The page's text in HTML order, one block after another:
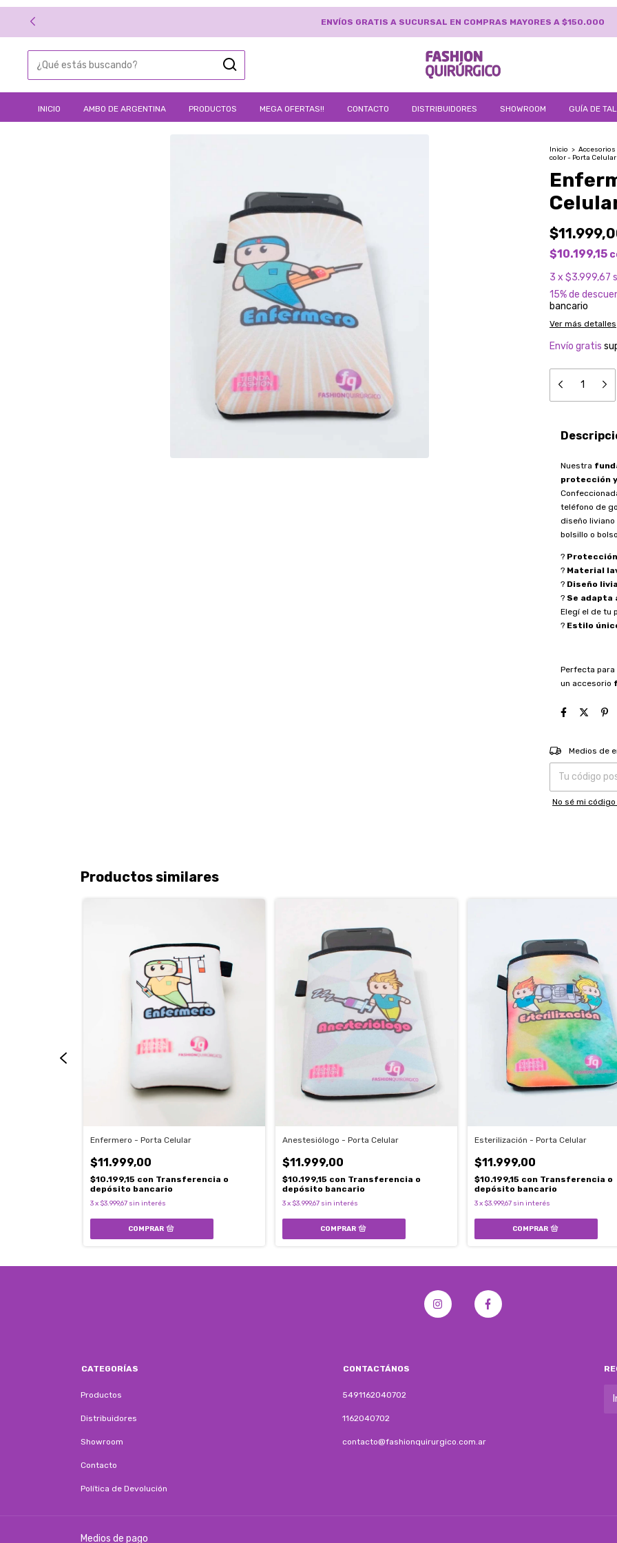
TRANSFERENCIA BANCARIA Y EFECTIVO 15% DE
INICIO AMBO DE ARGENTINA PRODUCTOS MEGA OFERTAS!! CONTACTO DISTRIBUIDORES SHOWROOM GUÍA DE
Inicio > Accesorios
color - Porta Celular
$10.199,15
3 x $3.999,67
15% de
bancario
Ver más detalles
Envío gratis
Nuestra
protección
teléfono de
diseño
bolsillo o
?
? Material
? Diseño
? Se adapta
Elegí el de tu
? Estilo
Perfecta
un accesorio
Entregas para el
Medios de
No sé mi
Productos similares
Enfermero - Porta Celular
$11.999,00
$10.199,15 con Transferencia o
depósito bancario
3x $3.999,67 sin interés
Anestesiólogo - Porta Celular
$11.999,00
$10.199,15 con Transferencia o
depósito bancario
3x $3.999,67 sin interés
Esterilización - Porta Celular
$11.999,00
$10.199,15 con Transferencia o
depósito bancario
3x $3.999,67 sin interés
CATEGORÍAS
Productos
Distribuidores
Showroom
Contacto
Política de Devolución
CONTACTÁNOS
5491162040702
1162040702
contacto@fashionquirurgico.com.ar
Medios de pago